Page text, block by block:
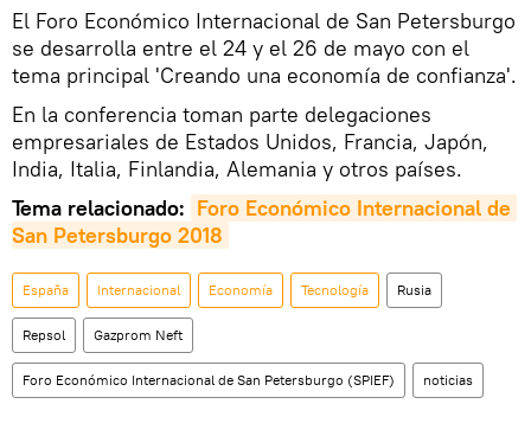
El Foro Económico Internacional de San Petersburgo
se desarrolla entre el 24 y el 26 de mayo con el
tema principal 'Creando una economía de confianza'.
En la conferencia toman parte delegaciones
empresariales de Estados Unidos, Francia, Japón,
India, Italia, Finlandia, Alemania y otros países.
Tema relacionado: Foro Económico Internacional de
San Petersburgo 2018
España Internacional Economía Tecnología Rusia
Repsol Gazprom Neft
Foro Económico Internacional de San Petersburgo (SPIEF) noticias